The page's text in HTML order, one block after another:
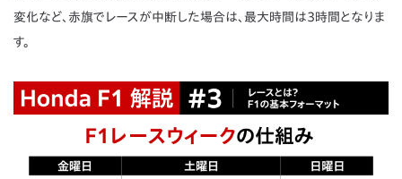
変化など、赤旗でレースが中断した場合は、最大時間は3時間となりま
す。